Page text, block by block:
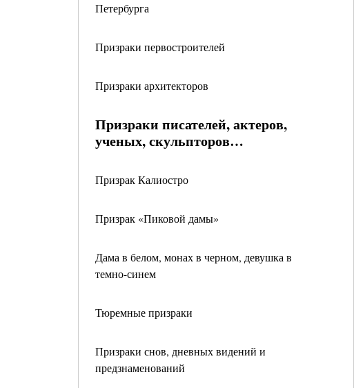
Петербурга
Призраки первостроителей
Призраки архитекторов
Призраки писателей, актеров,
ученых, скульпторов…
Призрак Калиостро
Призрак «Пиковой дамы»
Дама в белом, монах в черном, девушка в
темно-синем
Тюремные призраки
Призраки снов, дневных видений и
предзнаменований